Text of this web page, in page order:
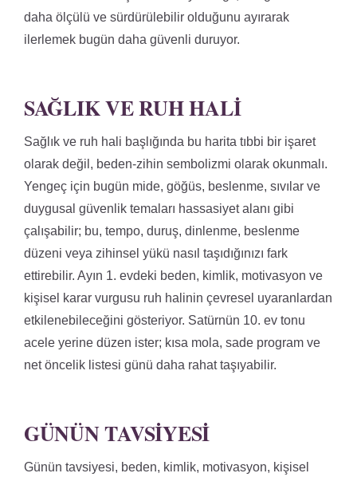
daha ölçülü ve sürdürülebilir olduğunu ayırarak
ilerlemek bugün daha güvenli duruyor.
SAĞLIK VE RUH HALI
Sağlık ve ruh hali başlığında bu harita tıbbi bir işaret
olarak değil, beden-zihin sembolizmi olarak okunmalı.
Yengeç için bugün mide, göğüs, beslenme, sıvılar ve
duygusal güvenlik temaları hassasiyet alanı gibi
çalışabilir; bu, tempo, duruş, dinlenme, beslenme
düzeni veya zihinsel yükü nasıl taşıdığınızı fark
ettirebilir. Ayın 1. evdeki beden, kimlik, motivasyon ve
kişisel karar vurgusu ruh halinin çevresel uyaranlardan
etkilenebileceğini gösteriyor. Satürnün 10. ev tonu
acele yerine düzen ister; kısa mola, sade program ve
net öncelik listesi günü daha rahat taşıyabilir.
GÜNÜN TAVSIYESI
Günün tavsiyesi, beden, kimlik, motivasyon, kişisel